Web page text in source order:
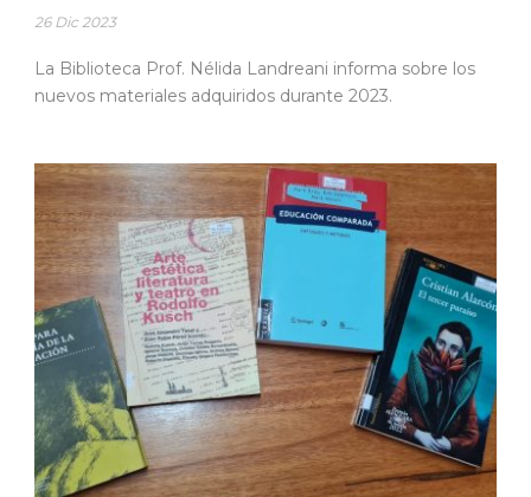
26 Dic 2023
La Biblioteca Prof. Nélida Landreani informa sobre los
nuevos materiales adquiridos durante 2023.